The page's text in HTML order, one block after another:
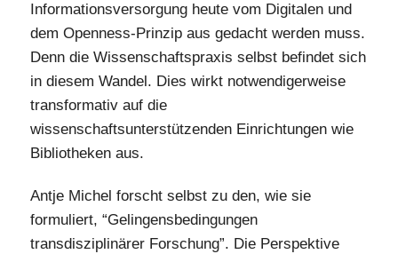
Informationsversorgung heute vom Digitalen und
dem Openness-Prinzip aus gedacht werden muss.
Denn die Wissenschaftspraxis selbst befindet sich
in diesem Wandel. Dies wirkt notwendigerweise
transformativ auf die
wissenschaftsunterstützenden Einrichtungen wie
Bibliotheken aus.
Antje Michel forscht selbst zu den, wie sie
formuliert, “Gelingensbedingungen
transdisziplinärer Forschung”. Die Perspektive